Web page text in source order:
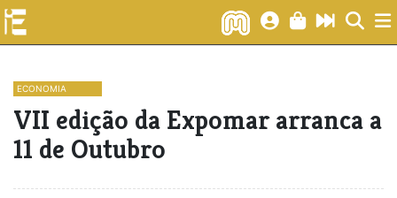
ECONOMIA
VII edição da Expomar arranca a
11 de Outubro